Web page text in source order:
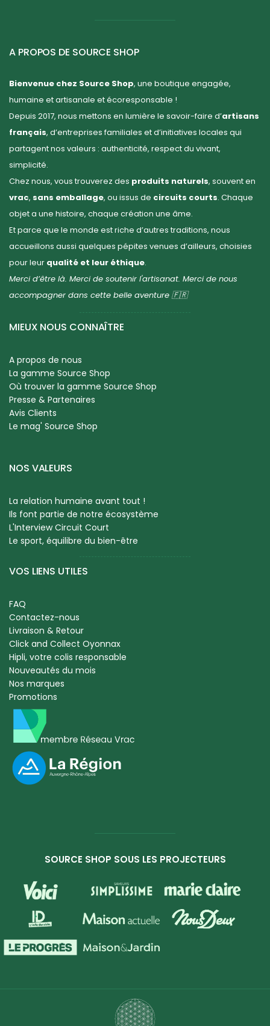
A PROPOS DE SOURCE SHOP
Bienvenue chez Source Shop, une boutique engagée,
humaine et artisanale et écoresponsable !
Depuis 2017, nous mettons en lumière le savoir-faire d’artisans
français, d’entreprises familiales et d’initiatives locales qui
partagent nos valeurs : authenticité, respect du vivant,
simplicité.
Chez nous, vous trouverez des produits naturels, souvent en
vrac, sans emballage, ou issus de circuits courts. Chaque
objet a une histoire, chaque création une âme.
Et parce que le monde est riche d’autres traditions, nous
accueillons aussi quelques pépites venues d’ailleurs, choisies
pour leur qualité et leur éthique.
Merci d’être là. Merci de soutenir l'artisanat. Merci de nous
accompagner dans cette belle aventure 🇫🇷
MIEUX NOUS CONNAÎTRE
A propos de nous
La gamme Source Shop
Où trouver la gamme Source Shop
Presse & Partenaires
Avis Clients
Le mag' Source Shop
NOS VALEURS
La relation humaine avant tout !
Ils font partie de notre écosystème
L'Interview Circuit Court
Le sport, équilibre du bien-être
VOS LIENS UTILES
FAQ
Contactez-nous
Livraison & Retour
Click and Collect Oyonnax
Hipli, votre colis responsable
Nouveautés du mois
Nos marques
Promotions
SOURCE SHOP SOUS LES PROJECTEURS